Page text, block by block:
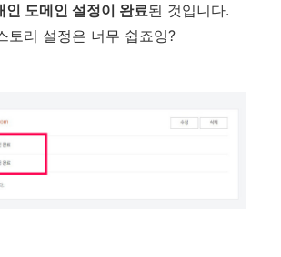
인 도메인 설정이 완료된 것입니다.
토리 설정은 너무 쉽죠잉?